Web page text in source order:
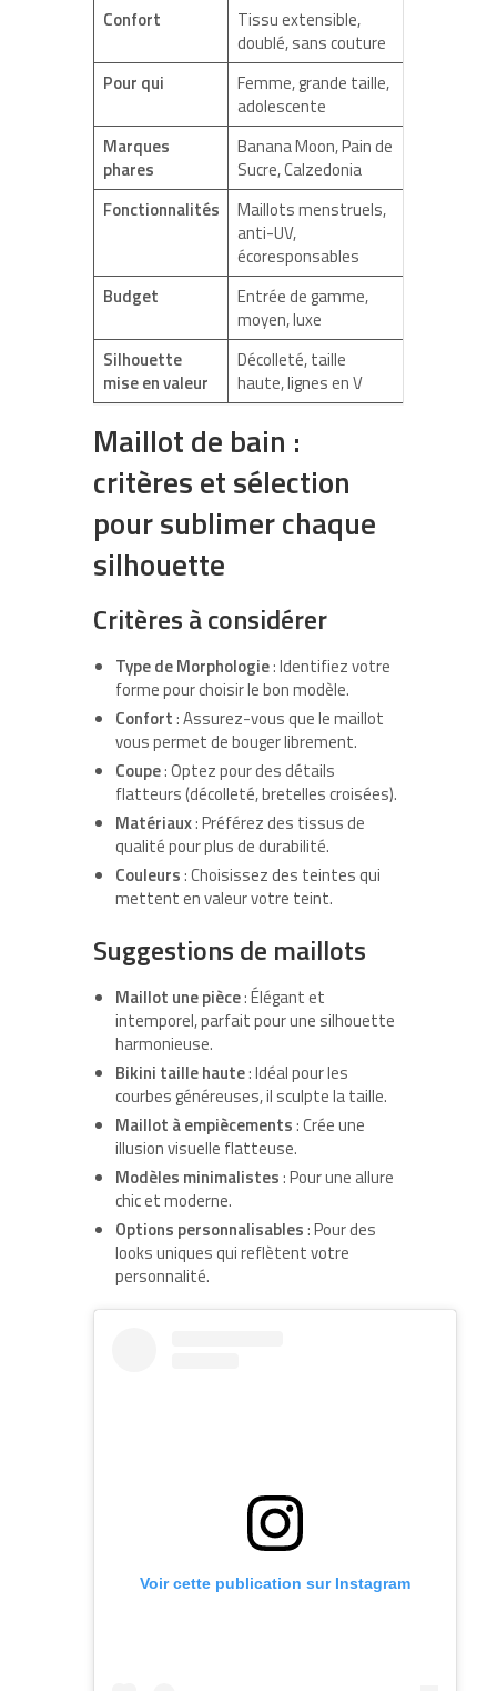
Confort
Tissu extensible,
doublé, sans couture
Pour qui
Femme, grande taille,
adolescente
Marques
phares
Banana Moon, Pain de
Sucre, Calzedonia
Fonctionnalités
Maillots menstruels,
anti-UV,
écoresponsables
Budget
Entrée de gamme,
moyen, luxe
Silhouette
mise en valeur
Décolleté, taille
haute, lignes en V
Maillot de bain :
critères et sélection
pour sublimer chaque
silhouette
Critères à considérer
Type de Morphologie: Identifiez votre
forme pour choisir le bon modèle.
Confort: Assurez-vous que le maillot
vous permet de bouger librement.
Coupe: Optez pour des détails
flatteurs (décolleté, bretelles croisées).
Matériaux: Préférez des tissus de
qualité pour plus de durabilité.
Couleurs: Choisissez des teintes qui
mettent en valeur votre teint.
Suggestions de maillots
Maillot une pièce: Élégant et
intemporel, parfait pour une silhouette
harmonieuse.
Bikini taille haute: Idéal pour les
courbes généreuses, il sculpte la taille.
Maillot à empiècements: Crée une
illusion visuelle flatteuse.
Modèles minimalistes: Pour une allure
chic et moderne.
Options personnalisables: Pour des
looks uniques qui reflètent votre
personnalité.
Voir cette publication sur Instagram